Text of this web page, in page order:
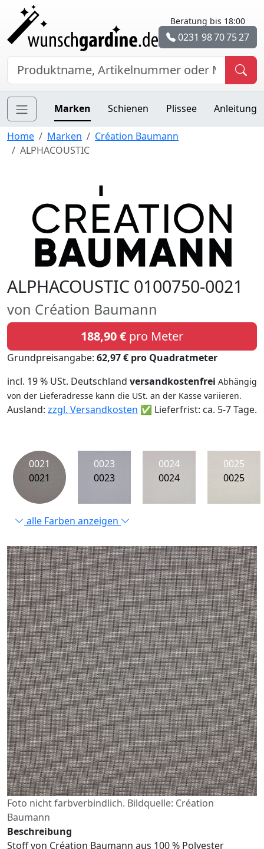
Beratung bis 18:00
0231 98 70 75 27
Marken Schienen Plissee Anleitung
Home Marken
Création Baumann
ALPHACOUSTIC
ALPHACOUSTIC 0100750-0021
von Création Baumann
188,90 € pro Meter
Grundpreisangabe: 62,97 € pro Quadratmeter
incl. 19 % USt. Deutschland versandkostenfrei Abhängig
von der Lieferadresse kann die USt. an der Kasse variieren.
Ausland: zzgl. Versandkosten ✅ Lieferfrist: ca. 5-7 Tage.
0021
0021
0023
0023
0024
0024
0025
0025
alle Farben anzeigen
Foto nicht farbverbindlich. Bildquelle: Création
Baumann
Beschreibung
Stoff von Création Baumann aus 100 % Polyester